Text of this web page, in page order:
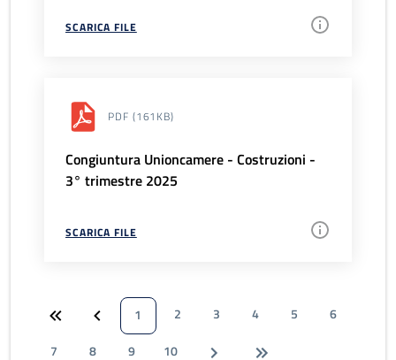
SCARICA FILE
PDF (161KB)
Congiuntura Unioncamere - Costruzioni -
3° trimestre 2025
SCARICA FILE
1 2 3 4 5
6
7
8 9 10